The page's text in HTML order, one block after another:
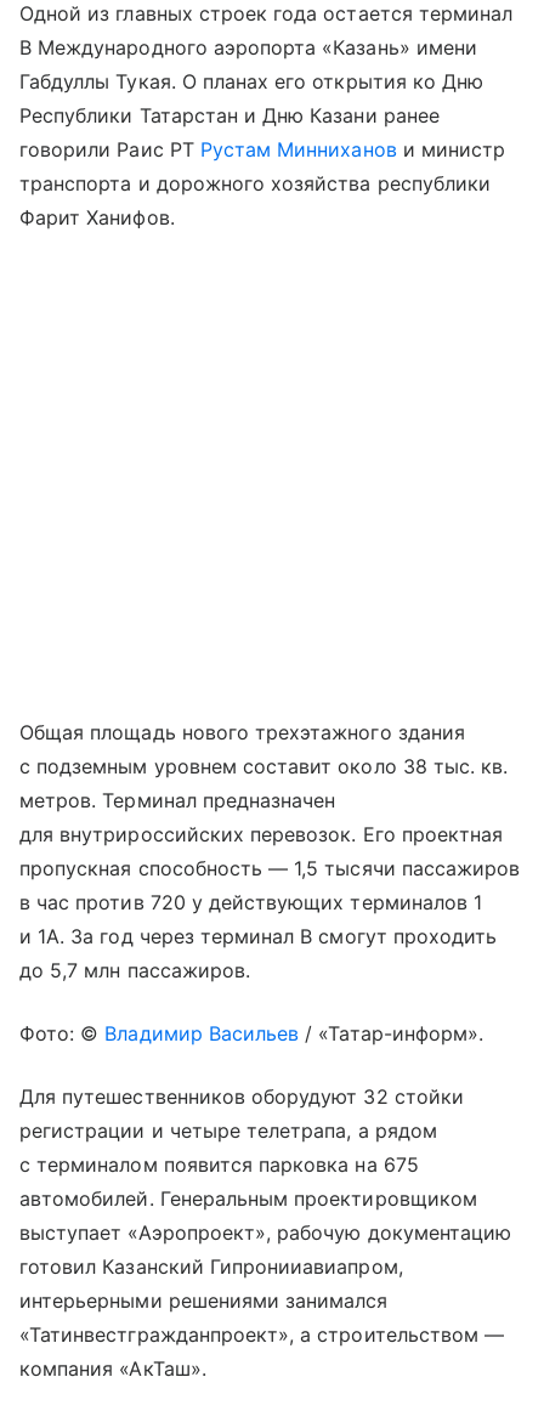
Одной из главных строек года остается терминал
В Международного аэропорта «Казань» имени
Габдуллы Тукая. О планах его открытия ко Дню
Республики Татарстан и Дню Казани ранее
говорили Раис РТ Рустам Минниханови министр
транспорта и дорожного хозяйства республики
Фарит Ханифов.
Общая площадь нового трехэтажного здания
с подземным уровнем составит около 38 тыс. кв.
метров. Терминал предназначен
для внутрироссийских перевозок. Его проектная
пропускная способность — 1,5 тысячи пассажиров
в час против 720 у действующих терминалов 1
и 1А. За год через терминал В смогут проходить
до 5,7 млн пассажиров.
Фото: © Владимир Васильев / «Татар-информ».
Для путешественников оборудуют 32 стойки
регистрации и четыре телетрапа, а рядом
с терминалом появится парковка на 675
автомобилей. Генеральным проектировщиком
выступает «Аэропроект», рабочую документацию
готовил Казанский Гипронииавиапром,
интерьерными решениями занимался
«Татинвестгражданпроект», а строительством —
компания «АкТаш».